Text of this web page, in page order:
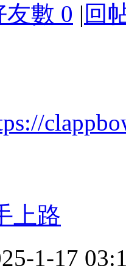
友數 0 | 回
上路
1-17